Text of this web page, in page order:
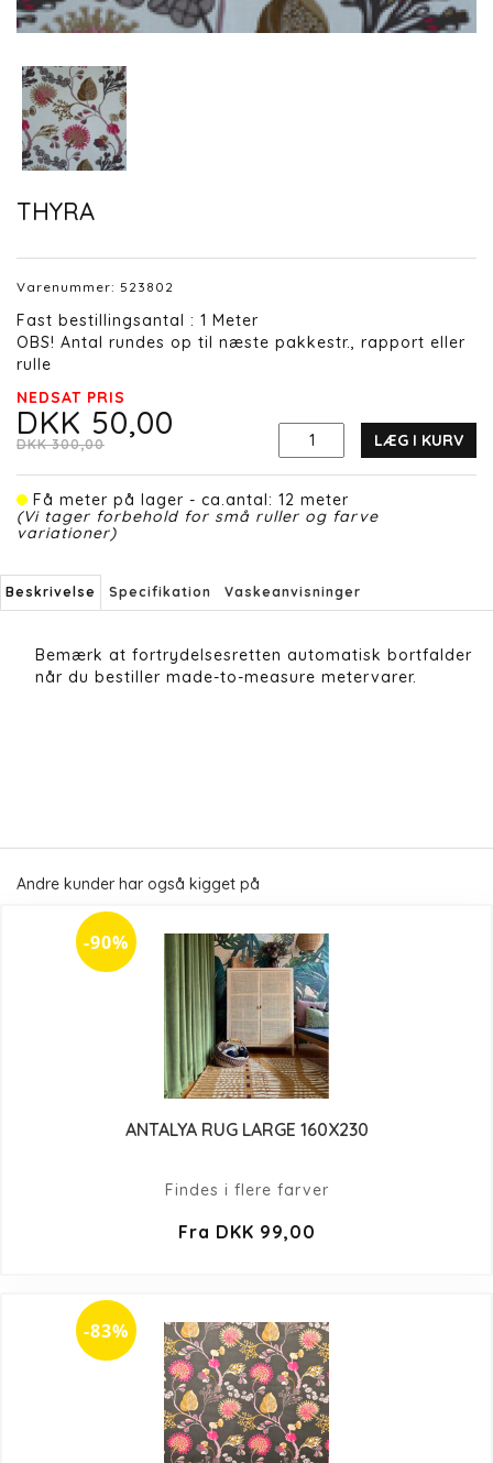
THYRA
Varenummer: 523802
Fast bestillingsantal : 1 Meter
OBS! Antal rundes op til næste pakkestr., rapport eller
rulle
NEDSAT PRIS
DKK 50,00
DKK 300,00 LÆG I KURV
Få meter på lager - ca.antal: 12 meter
(Vi tager forbehold for små ruller og farve
variationer)
Beskrivelse Specifikation Vaskeanvisninger
Bemærk at fortrydelsesretten automatisk bortfalder
når du bestiller made-to-measure metervarer.
Andre kunder har også kigget på
-90%
ANTALYA RUG LARGE 160X230
Findes i flere farver
Fra DKK 99,00
-83%